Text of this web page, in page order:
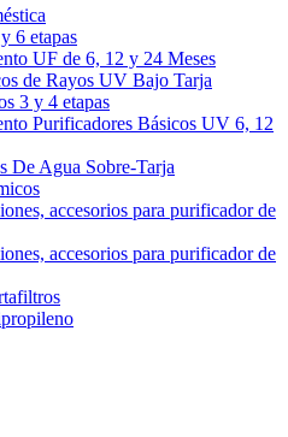
6 etapas
UF de 6, 12 y 24 Meses
de Rayos UV Bajo Tarja
3 y 4 etapas
Purificadores Básicos UV 6, 12
De Agua Sobre-Tarja
accesorios para purificador de
accesorios para purificador de